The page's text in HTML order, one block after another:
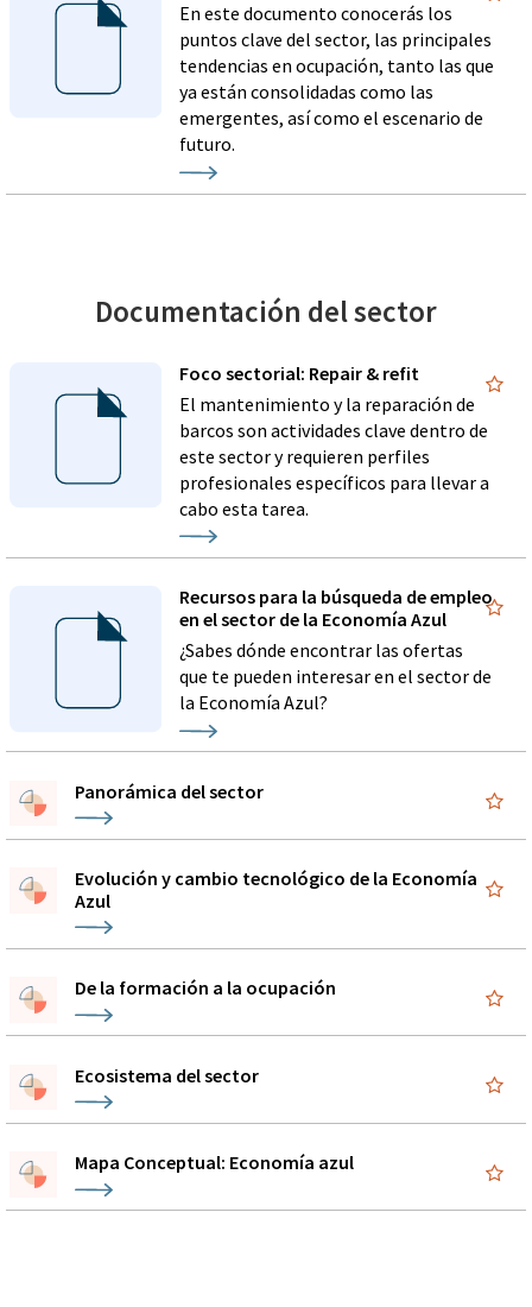
En este documento conocerás los
puntos clave del sector, las principales
tendencias en ocupación, tanto las que
ya están consolidadas como las
emergentes, así como el escenario de
futuro.
Documentación del sector
Foco sectorial: Repair & refit
El mantenimiento y la reparación de
barcos son actividades clave dentro de
este sector y requieren perfiles
profesionales específicos para llevar a
cabo esta tarea.
Recursos para la búsqueda de empleo
en el sector de la Economía Azul
¿Sabes dónde encontrar las ofertas
que te pueden interesar en el sector de
la Economía Azul?
Panorámica del sector
Evolución y cambio tecnológico de la Economía
Azul
De la formación a la ocupación
Ecosistema del sector
Mapa Conceptual: Economía azul